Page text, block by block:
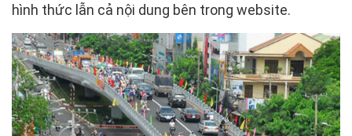
hình thức lẫn cả nội dung bên trong website.